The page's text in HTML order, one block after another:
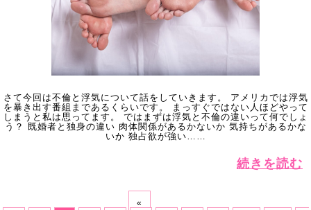
さて今回は不倫と浮気について話をしていきます。 アメリカでは浮気
を暴き出す番組まであるくらいです。 まっすぐではない人ほどやって
しまうと私は思ってます。 ではまずは浮気と不倫の違いって何でしょ
う？ 既婚者と独身の違い 肉体関係があるかないか 気持ちがあるかな
いか 独占欲が強い……
続きを読む
«